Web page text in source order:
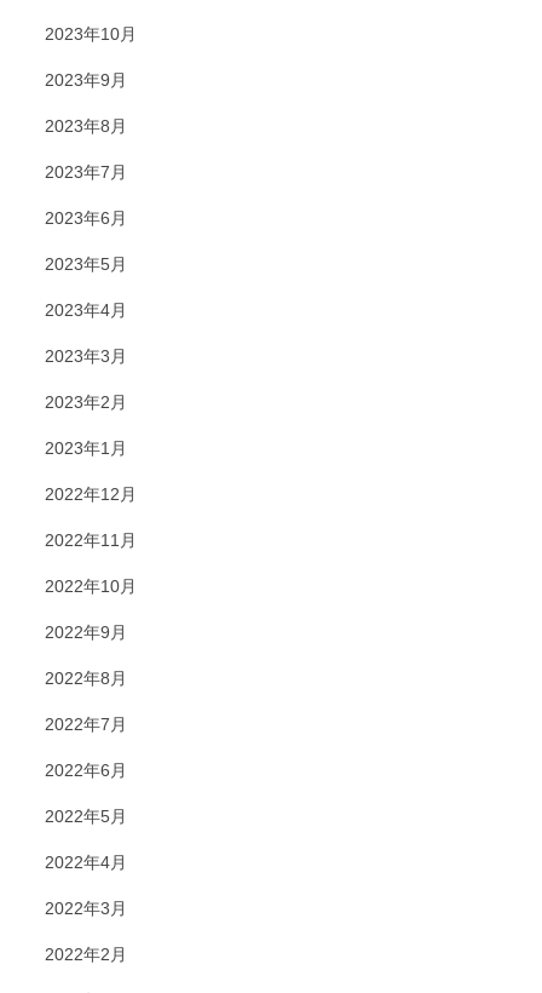
2023年10月
2023年9月
2023年8月
2023年7月
2023年6月
2023年5月
2023年4月
2023年3月
2023年2月
2023年1月
2022年12月
2022年11月
2022年10月
2022年9月
2022年8月
2022年7月
2022年6月
2022年5月
2022年4月
2022年3月
2022年2月